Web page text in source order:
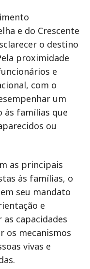
e do Crescente
o destino
proximidade
e
com o
um
às famílias que
ou
as principais
às famílias, o
seu mandato
e
capacidades
os mecanismos
vivas e